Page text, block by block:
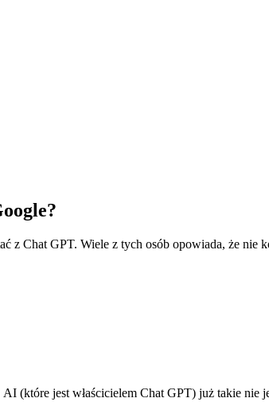
z Chat GPT. Wiele z tych osób opowiada, że
(które jest właścicielem Chat GPT) już takie nie